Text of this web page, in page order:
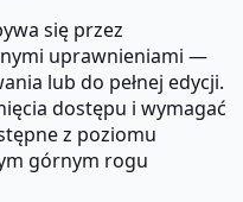
się przez
uprawnieniami —
lub do pełnej edycji.
dostępu i wymagać
z poziomu
górnym rogu